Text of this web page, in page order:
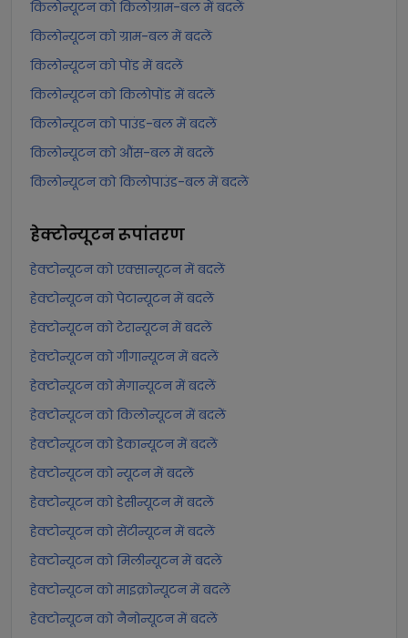
किलोन्यूटन को किलोग्राम-बल में बदलें
किलोन्यूटन को ग्राम-बल में बदलें
किलोन्यूटन को पोंड में बदलें
किलोन्यूटन को किलोपोंड में बदलें
किलोन्यूटन को पाउंड-बल में बदलें
किलोन्यूटन को औंस-बल में बदलें
किलोन्यूटन को किलोपाउंड-बल में बदलें
हेक्टोन्यूटनरूपांतरण
हेक्टोन्यूटन को एक्सान्यूटन में बदलें
हेक्टोन्यूटन को पेटान्यूटन में बदलें
हेक्टोन्यूटन को टेरान्यूटन में बदलें
हेक्टोन्यूटन को गीगान्यूटन में बदलें
हेक्टोन्यूटन को मेगान्यूटन में बदलें
हेक्टोन्यूटन को किलोन्यूटन में बदलें
हेक्टोन्यूटन को डेकान्यूटन में बदलें
हेक्टोन्यूटन को न्यूटन में बदलें
हेक्टोन्यूटन को डेसीन्यूटन में बदलें
हेक्टोन्यूटन को सेंटीन्यूटन में बदलें
हेक्टोन्यूटन को मिलीन्यूटन में बदलें
हेक्टोन्यूटन को माइक्रोन्यूटन में बदलें
हेक्टोन्यूटन को नैनोन्यूटन में बदलें